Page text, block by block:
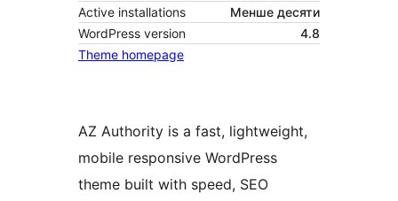
Active installations
Менше десяти
WordPress version
4.8
Theme homepage
AZ Authority is a fast, lightweight,
mobile responsive WordPress
theme built with speed, SEO